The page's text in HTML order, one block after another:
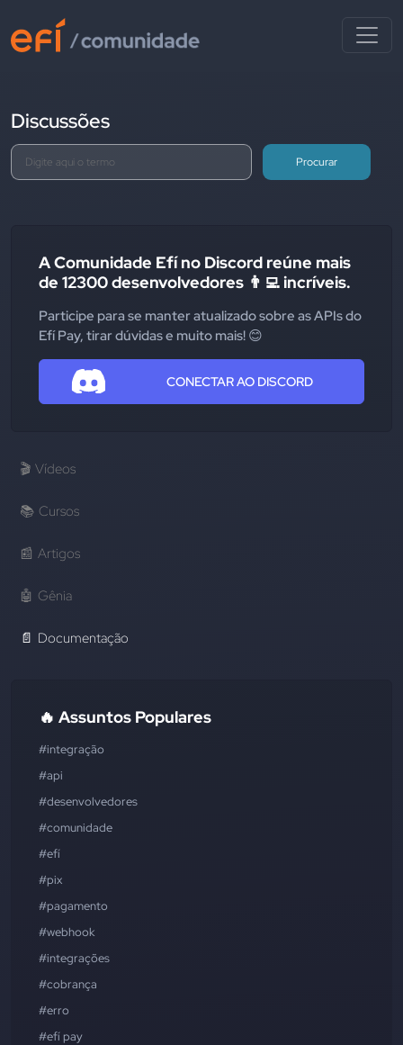
Discussões
Procurar
A Comunidade Efí no Discord reúne mais
de 12300 desenvolvedores 👨‍💻 incríveis.
Participe para se manter atualizado sobre as APIs do
Efí Pay, tirar dúvidas e muito mais! 😊
CONECTAR AO DISCORD
🎬 Vídeos
📚 Cursos
📰 Artigos
🤖 Gênia
📄 Documentação
🔥 Assuntos Populares
#integração
#api
#desenvolvedores
#comunidade
#efí
#pix
#pagamento
#webhook
#integrações
#cobrança
#erro
#efí pay